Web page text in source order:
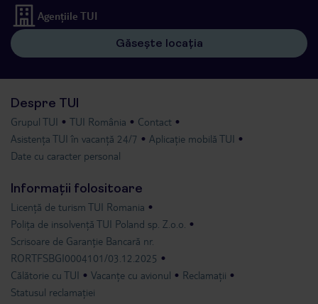
Agențiile TUI
Găsește locația
Despre TUI
Grupul TUI TUI România
Contact
Asistența TUI în vacanță 24/7
Aplicație mobilă TUI
Date cu caracter personal
Informații folositoare
Licență de turism TUI Romania
Polița de insolvență TUI Poland sp. Z.o.o.
Scrisoare de Garanție Bancară nr.
RORTFSBGI0004101/03.12.2025
Călătorie cu TUI
Vacanțe cu avionul
Reclamații
Statusul reclamației